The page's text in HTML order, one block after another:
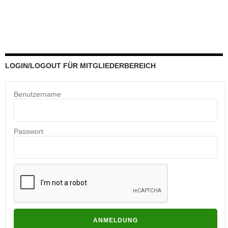
LOGIN/LOGOUT FÜR MITGLIEDERBEREICH
Benutzername
Passwort